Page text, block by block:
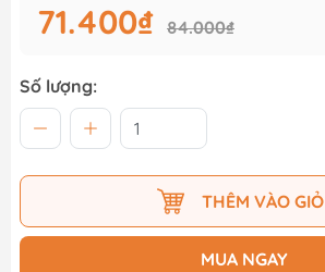
71.400₫ 84.000₫
Số lượng:
THÊM VÀO GIỎ
MUA NGAY